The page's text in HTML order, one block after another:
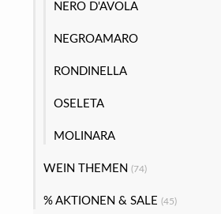
NERO D'AVOLA
NEGROAMARO
RONDINELLA
OSELETA
MOLINARA
WEIN THEMEN (74)
% AKTIONEN & SALE (45)